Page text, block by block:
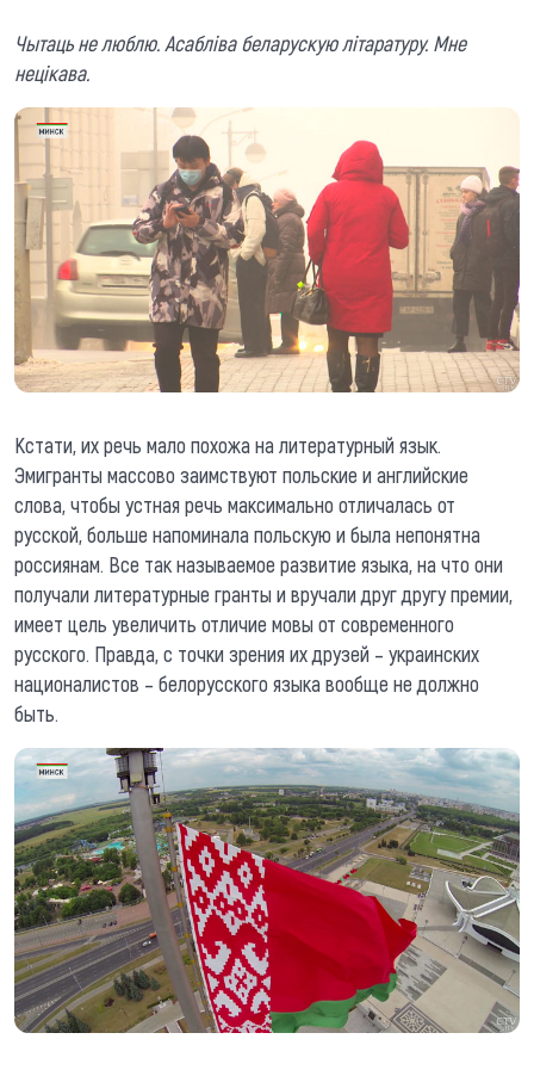
Чытаць не люблю. Асабліва беларускую літаратуру. Мне
нецікава.
Кстати, их речь мало похожа на литературный язык.
Эмигранты массово заимствуют польские и английские
слова, чтобы устная речь максимально отличалась от
русской, больше напоминала польскую и была непонятна
россиянам. Все так называемое развитие языка, на что они
получали литературные гранты и вручали друг другу премии,
имеет цель увеличить отличие мовы от современного
русского. Правда, с точки зрения их друзей – украинских
националистов – белорусского языка вообще не должно
быть.